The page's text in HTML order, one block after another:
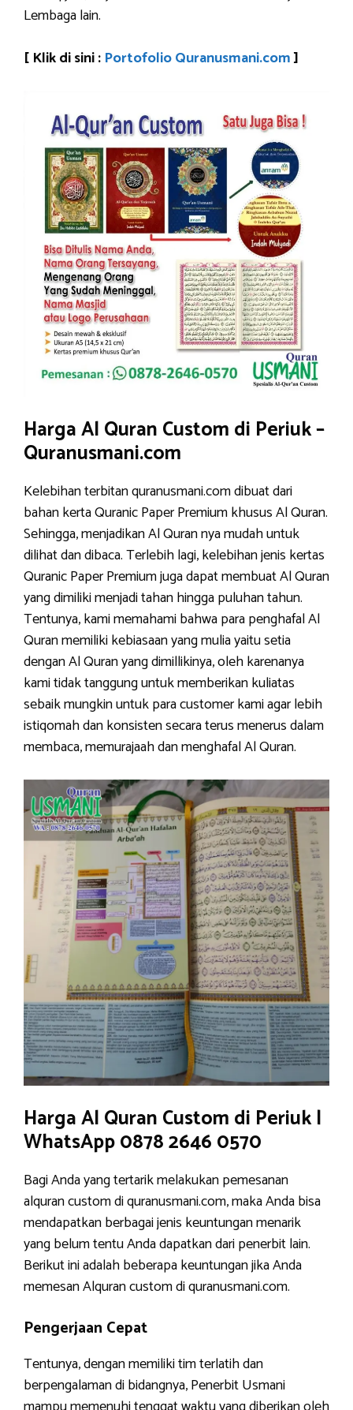
Lembaga lain.
[ Klik di sini : Portofolio Quranusmani.com]
Harga Al Quran Custom di Periuk –
Quranusmani.com
Kelebihan terbitan quranusmani.com dibuat dari
bahan kerta Quranic Paper Premium khusus Al Quran.
Sehingga, menjadikan Al Quran nya mudah untuk
dilihat dan dibaca. Terlebih lagi, kelebihan jenis kertas
Quranic Paper Premium juga dapat membuat Al Quran
yang dimiliki menjadi tahan hingga puluhan tahun.
Tentunya, kami memahami bahwa para penghafal Al
Quran memiliki kebiasaan yang mulia yaitu setia
dengan Al Quran yang dimillikinya, oleh karenanya
kami tidak tanggung untuk memberikan kuliatas
sebaik mungkin untuk para customer kami agar lebih
istiqomah dan konsisten secara terus menerus dalam
membaca, memurajaah dan menghafal Al Quran.
Harga Al Quran Custom di Periuk |
WhatsApp 0878 2646 0570
Bagi Anda yang tertarik melakukan pemesanan
alquran custom di quranusmani.com, maka Anda bisa
mendapatkan berbagai jenis keuntungan menarik
yang belum tentu Anda dapatkan dari penerbit lain.
Berikut ini adalah beberapa keuntungan jika Anda
memesan Alquran custom di quranusmani.com.
Pengerjaan Cepat
Tentunya, dengan memiliki tim terlatih dan
berpengalaman di bidangnya, Penerbit Usmani